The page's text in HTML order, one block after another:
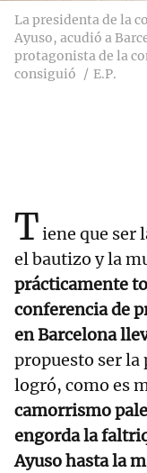
La presidenta de la
Ayuso, acudió a
protagonista de la
consiguió
E.P.
Tiene que ser
el bautizo y la
prácticamente
conferencia de
en Barcelona
propuesto ser la
logró, como es
camorrismo
engorda la
Ayuso hasta la